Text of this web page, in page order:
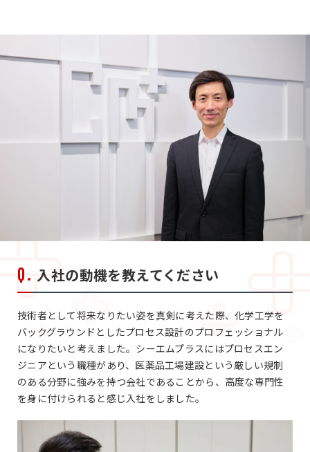
入社の動機を教えてください
技術者として将来なりたい姿を真剣に考えた際、化学工学を
バックグラウンドとしたプロセス設計のプロフェッショナル
になりたいと考えました。シーエムプラスにはプロセスエン
ジニアという職種があり、医薬品工場建設という厳しい規制
のある分野に強みを持つ会社であることから、高度な専門性
を身に付けられると感じ入社をしました。